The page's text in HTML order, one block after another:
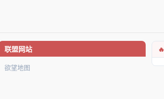
联盟网站
欲望地图